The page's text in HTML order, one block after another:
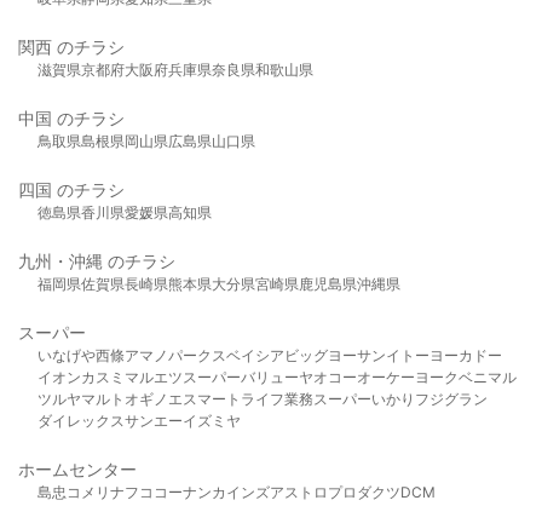
関西 のチラシ
滋賀県京都府大阪府兵庫県奈良県和歌山県
中国 のチラシ
鳥取県島根県岡山県広島県山口県
四国 のチラシ
徳島県香川県愛媛県高知県
九州・沖縄 のチラシ
福岡県佐賀県長崎県熊本県大分県宮崎県鹿児島県沖縄県
スーパー
いなげや西條アマノパークスベイシア ビッグヨーサンイトーヨーカドー
イオンカスミ マルエツスーパーバリューヤオコーオーケー ヨークベニマル
ツルヤマルト オギノ エスマート ライフ業務スーパーいかり フジグラン
ダイレックスサンエーイズミヤ
ホームセンター
島忠 コメリ ナフコ コーナンカインズアストロプロダクツDCM